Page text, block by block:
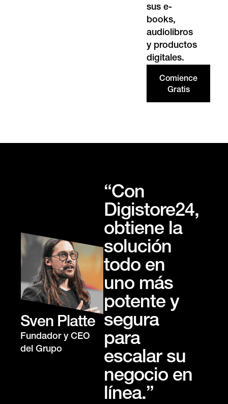
sus e-
books,
audiolibros
y productos
digitales.
Comience
Gratis
Sven Platte
Fundador y CEO
del Grupo
“Con
Digistore24,
obtiene la
solución
todo en
uno más
potente y
segura
para
escalar su
negocio en
línea.”